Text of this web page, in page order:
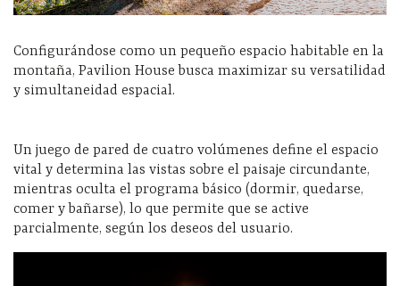
Configurándose como un pequeño espacio habitable en la
montaña, Pavilion House busca maximizar su versatilidad
y simultaneidad espacial.
Un juego de pared de cuatro volúmenes define el espacio
vital y determina las vistas sobre el paisaje circundante,
mientras oculta el programa básico (dormir, quedarse,
comer y bañarse), lo que permite que se active
parcialmente, según los deseos del usuario.